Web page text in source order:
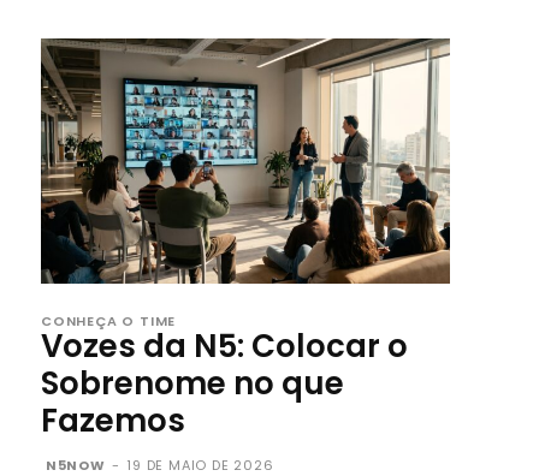
CONHEÇA O TIME
Vozes da N5: Colocar o
Sobrenome no que
Fazemos
N5NOW - 19 DE MAIO DE 2026